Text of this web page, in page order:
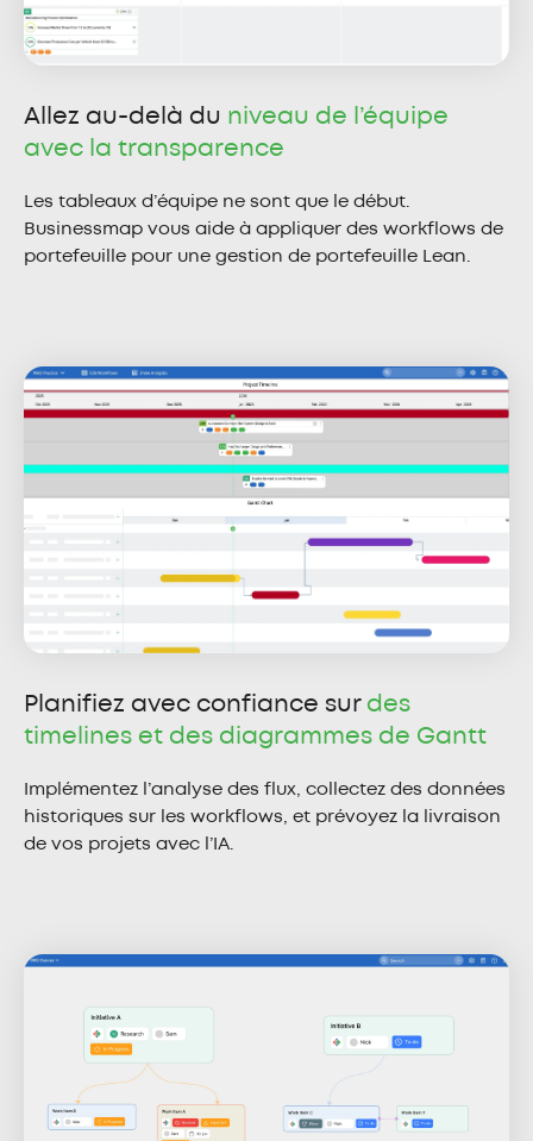
Allez au-delà du niveau de l’équipe
avec la transparence
Les tableaux d’équipe ne sont que le début.
Businessmap vous aide à appliquer des workflows de
portefeuille pour une gestion de portefeuille Lean.
Planifiez avec confiance sur des
timelines et des diagrammes de Gantt
Implémentez l’analyse des flux, collectez des données
historiques sur les workflows, et prévoyez la livraison
de vos projets avec l’IA.